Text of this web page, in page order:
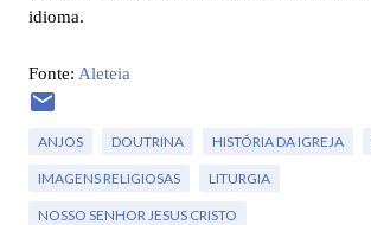
idioma.
Fonte: Aleteia
ANJOS DOUTRINA HISTÓRIA DA IGREJA
IMAGENS RELIGIOSAS LITURGIA
NOSSO SENHOR JESUS CRISTO